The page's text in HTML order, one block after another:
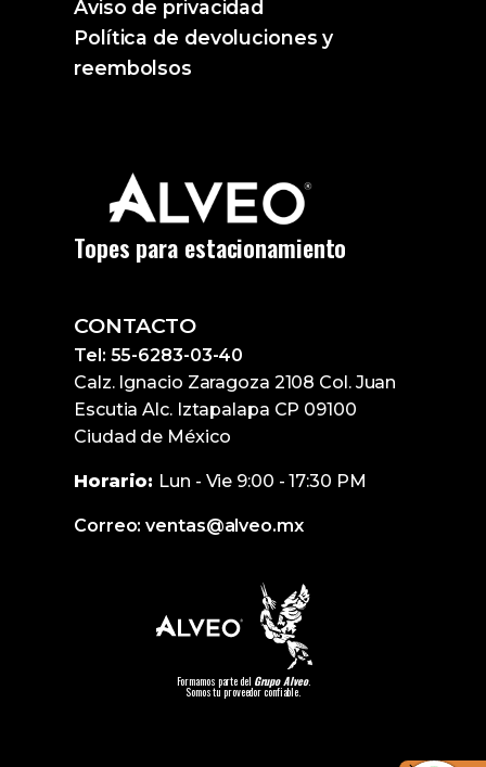
Aviso de privacidad
Política de devoluciones y
reembolsos
Topes para estacionamiento
CONTACTO
Tel: 55-6283-03-40
Calz. Ignacio Zaragoza 2108 Col. Juan
Escutia Alc. Iztapalapa CP 09100
Ciudad de México
Horario: Lun - Vie 9:00 - 17:30 PM
Correo: ventas@alveo.mx
Formamos parte del Grupo Alveo.
Somos tu proveedor confiable.